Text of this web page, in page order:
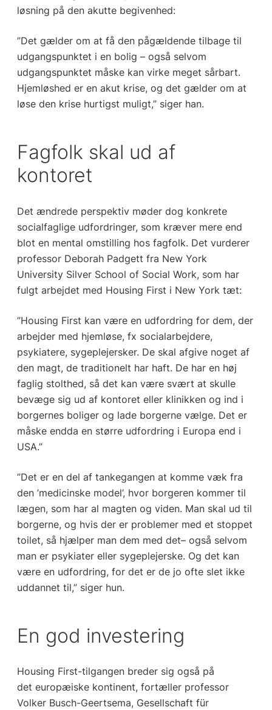
løsning på den akutte begivenhed:
”Det gælder om at få den pågældende tilbage til
udgangspunktet i en bolig – også selvom
udgangspunktet måske kan virke meget sårbart.
Hjemløshed er en akut krise, og det gælder om at
løse den krise hurtigst muligt,” siger han.
Fagfolk skal ud af
kontoret
Det ændrede perspektiv møder dog konkrete
socialfaglige udfordringer, som kræver mere end
blot en mental omstilling hos fagfolk. Det vurderer
professor Deborah Padgett fra New York
University Silver School of Social Work, som har
fulgt arbejdet med Housing First i New York tæt:
”Housing First kan være en udfordring for dem, der
arbejder med hjemløse, fx socialarbejdere,
psykiatere, sygeplejersker. De skal afgive noget af
den magt, de traditionelt har haft. De har en høj
faglig stolthed, så det kan være svært at skulle
bevæge sig ud af kontoret eller klinikken og ind i
borgernes boliger og lade borgerne vælge. Det er
måske endda en større udfordring i Europa end i
USA.”
”Det er en del af tankegangen at komme væk fra
den ’medicinske model’, hvor borgeren kommer til
lægen, som har al magten og viden. Man skal ud til
borgerne, og hvis der er problemer med et stoppet
toilet, så hjælper man dem med det– også selvom
man er psykiater eller sygeplejerske. Og det kan
være en udfordring, for det er de jo ofte slet ikke
uddannet til,” siger hun.
En god investering
Housing First-tilgangen breder sig også på
det europæiske kontinent, fortæller professor
Volker Busch-Geertsema, Gesellschaft für